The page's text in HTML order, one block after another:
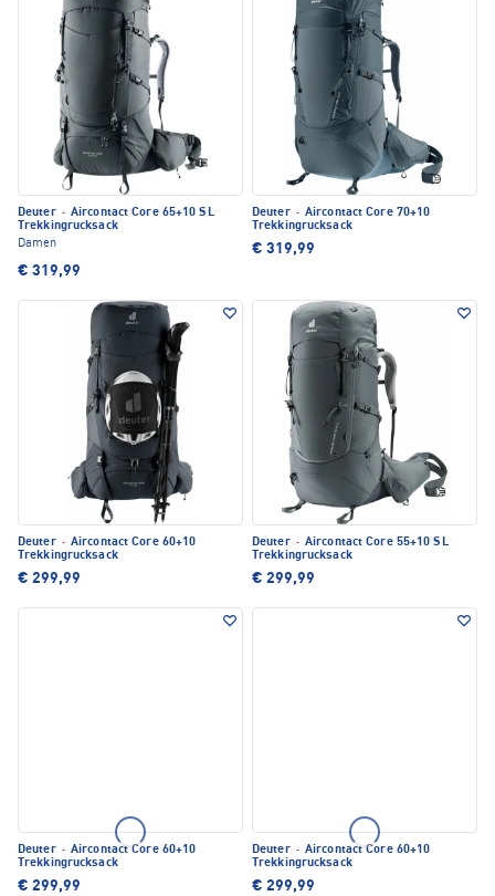
Deuter · Aircontact Core 65+10 SL
Trekkingrucksack
Damen
€ 319,99
Deuter · Aircontact Core 70+10
Trekkingrucksack
€ 319,99
Deuter · Aircontact Core 60+10
Trekkingrucksack
€ 299,99
Deuter · Aircontact Core 55+10 SL
Trekkingrucksack
€ 299,99
Deuter · Aircontact Core 60+10
Trekkingrucksack
€ 299,99
Deuter · Aircontact Core 60+10
Trekkingrucksack
€ 299,99